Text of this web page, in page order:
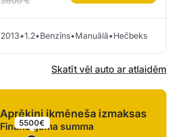
2013•1.2•Benzīns•Manuālā•Hečbeks
Skatīt vēl auto ar atlaidēm
Aprēķini ikmēneša izmaksas
Finansējuma summa
5500€